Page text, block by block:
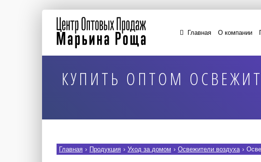
Главная О компании
КУПИТЬ ОПТОМ
Главная › Продукция › Уход за домом › Освежители воздуха ›